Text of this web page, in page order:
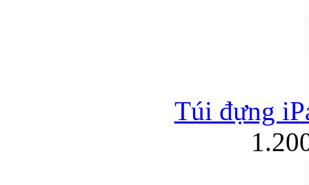
Túi đựng